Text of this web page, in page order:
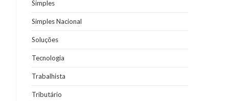
Simples
Simples Nacional
Soluções
Tecnologia
Trabalhista
Tributário